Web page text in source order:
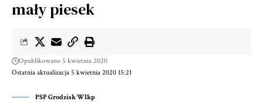
mały piesek
Ostatnia aktualizacja 5 kwietnia 2020 15:21
Opublikowano 5 kwietnia 2020
PSP Grodzisk Wlkp